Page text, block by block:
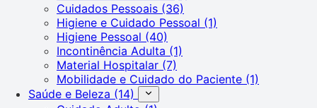
Cuidados Pessoais (36)
Higiene e Cuidado Pessoal (1)
Higiene Pessoal (40)
Incontinência Adulta (1)
Material Hospitalar (7)
Mobilidade e Cuidado do Paciente (1)
Saúde e Beleza (14)